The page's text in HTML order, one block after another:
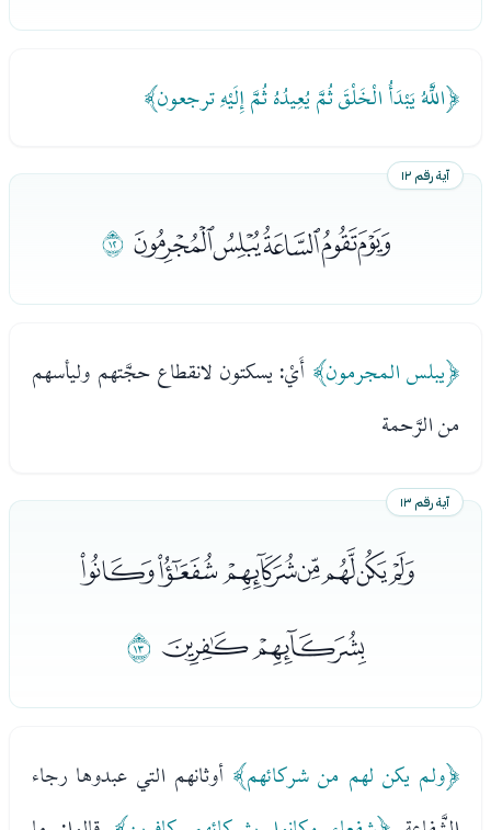
﴿اللَّهُ يَبْدَأُ الْخَلْقَ ثُمَّ يُعِيدُهُ ثُمَّ إِلَيْهِ ترجعون﴾
آية رقم ١٢
ﯝﯞﯟﯠﯡﯢ
﴿يبلس المجرمون﴾ أَيْ: يسكتون لانقطاع حجَّتهم وليأسهم
من الرَّحمة
آية رقم ١٣
ﯣﯤﯥﯦﯧﯨﯩ
ﯪﯫﯬ
﴿ولم يكن لهم من شركائهم﴾ أوثانهم التي عبدوها رجاء